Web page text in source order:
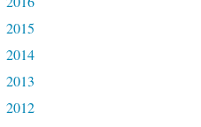
2015
2014
2013
2012